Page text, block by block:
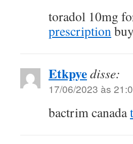
toradol 10mg
prescription
Etkpyedisse:
17/06/2023 às
bactrim canada